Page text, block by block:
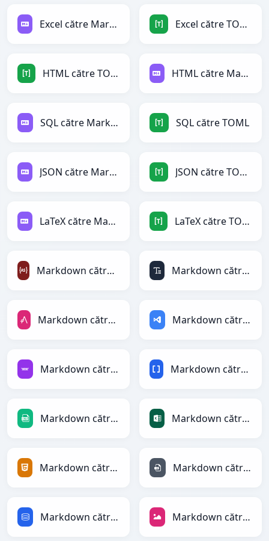
Excel către Markdown Excel către TOML
HTML către TOML HTML către Markdown
SQL către Markdown SQL către TOML
JSON către Markdown JSON către TOML
LaTeX către Markdown LaTeX către TOML
Markdown către ActionScript Markdown către ASCII
Markdown către AsciiDoc Markdown către ASP
Markdown către Avro Markdown către BBCode
Markdown către CSV Markdown către Excel
Markdown către HTML Markdown către INI
Markdown către SQL Markdown către JPEG